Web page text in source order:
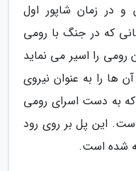
در زمان شاپور اول
که در جنگ با رومی
رومی را اسیر می نماید
ها را به عنوان نیروی
که به دست اسرای رومی
این پل بر روی رود
شده است.